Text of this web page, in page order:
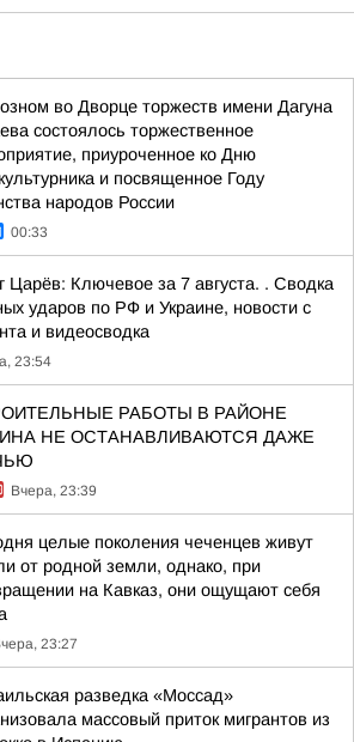
во Дворце торжеств имени Дагуна
состоялось торжественное
приуроченное ко Дню
и посвященное Году
народов России
00:33
Царёв: Ключевое за 7 августа. . Сводка
ударов по РФ и Украине, новости с
и видеосводка
23:54
РАБОТЫ В РАЙОНЕ
НЕ ОСТАНАВЛИВАЮТСЯ ДАЖЕ
Вчера, 23:39
целые поколения чеченцев живут
от родной земли, однако, при
на Кавказ, они ощущают себя
23:27
разведка «Моссад»
массовый приток мигрантов из